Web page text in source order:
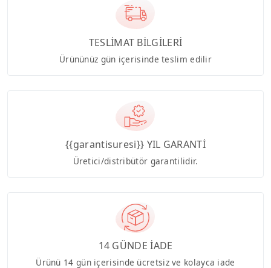
TESLİMAT BİLGİLERİ
Ürününüz gün içerisinde teslim edilir
{{garantisuresi}} YIL GARANTİ
Üretici/distribütör garantilidir.
14 GÜNDE İADE
Ürünü 14 gün içerisinde ücretsiz ve kolayca iade